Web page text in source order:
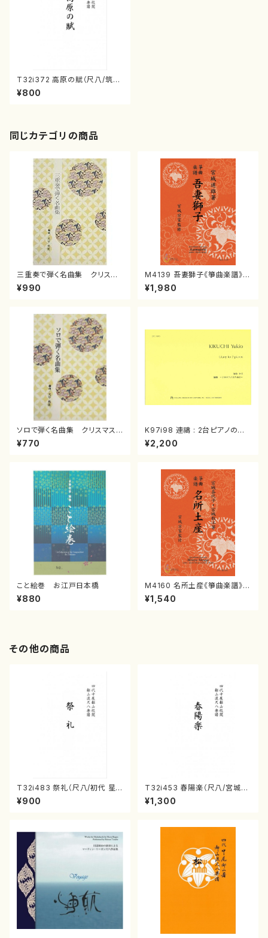
T32i372 高原の賦（尺八/筑紫
歌都子/楽譜）都山流公刊楽譜曲
番:2077
¥800
同じカテゴリの商品
三重奏で弾く名曲集 クリスマ
スメドレー( 箏2/大平光美 編
曲/楽譜）
¥990
M4139 吾妻獅子《箏曲楽譜》
（箏/宮城道雄著・宮城宗家監修/
箏曲古典楽譜）
¥1,980
ソロで弾く名曲集 クリスマス・
イブ／恋人がサンタクロース(
箏独奏 /大平光美 編曲/楽
¥770
K97i98 連禱 : 2台ピアノのた
めの（2 Pianos / 菊池 幸夫 /
楽譜）
¥2,200
こと絵巻 お江戸日本橋
¥880
M4160 名所土産《箏曲楽譜》
（箏/宮城喜代子・宮城数江著・
宮城宗家監修/箏曲古典楽譜）
¥1,540
その他の商品
T32i483 祭礼（尺八/初代 星
田一山/楽譜）都山流公刊楽譜曲
番:2191
¥900
T32i453 春陽楽（尺八/宮城道
雄/楽譜）都山流公刊楽譜曲番:2
160
¥1,300